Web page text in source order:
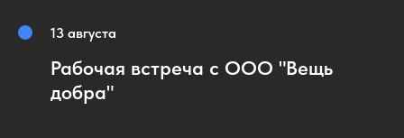
13 августа
Рабочая встреча с ООО "Вещь
добра"